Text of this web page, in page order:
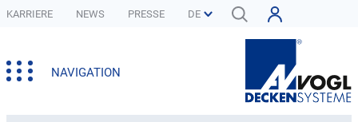
KARRIERE NEWS PRESSE
NAVIGATION